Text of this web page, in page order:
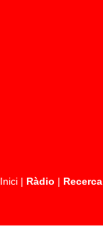
Inici | Ràdio | Recerca